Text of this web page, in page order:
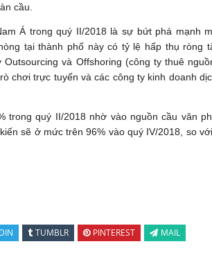
cầu.
Á trong quý II/2018 là sự bứt phá mạnh
tại thành phố này có tỷ lệ hấp thụ ròng
và Offshoring (công ty thuê
chơi trực tuyến và các công ty kinh doanh
trong quý II/2018 nhờ vào nguồn cầu văn
sẽ ở mức trên 96% vào quý IV/2018, so
TUMBLR PINTEREST MAIL